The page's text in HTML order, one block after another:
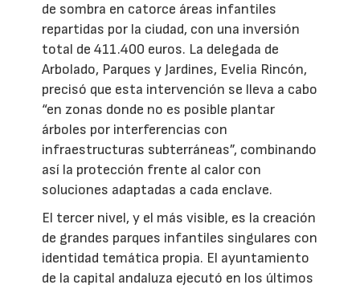
de sombra en catorce áreas infantiles
repartidas por la ciudad, con una inversión
total de 411.400 euros. La delegada de
Arbolado, Parques y Jardines, Evelia Rincón,
precisó que esta intervención se lleva a cabo
“en zonas donde no es posible plantar
árboles por interferencias con
infraestructuras subterráneas”, combinando
así la protección frente al calor con
soluciones adaptadas a cada enclave.
El tercer nivel, y el más visible, es la creación
de grandes parques infantiles singulares con
identidad temática propia. El ayuntamiento
de la capital andaluza ejecutó en los últimos